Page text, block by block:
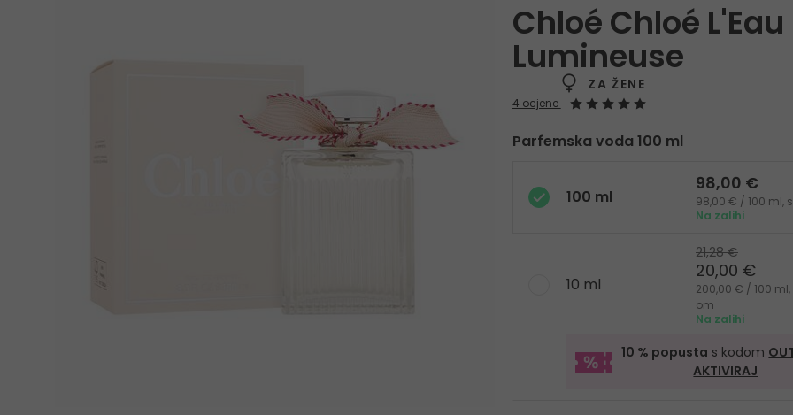
Chloé Chloé
Lumineuse
ZA ŽENE
4 ocjene
Parfemska voda 100 ml
100 ml
98,00 €
98,00 € / 100 ml,
Na zalihi
10 ml
21,28 €
20,00 €
200,00 € / 100 ml,
om
Na zalihi
10 % popusta s kodom
AKTIVIRAJ